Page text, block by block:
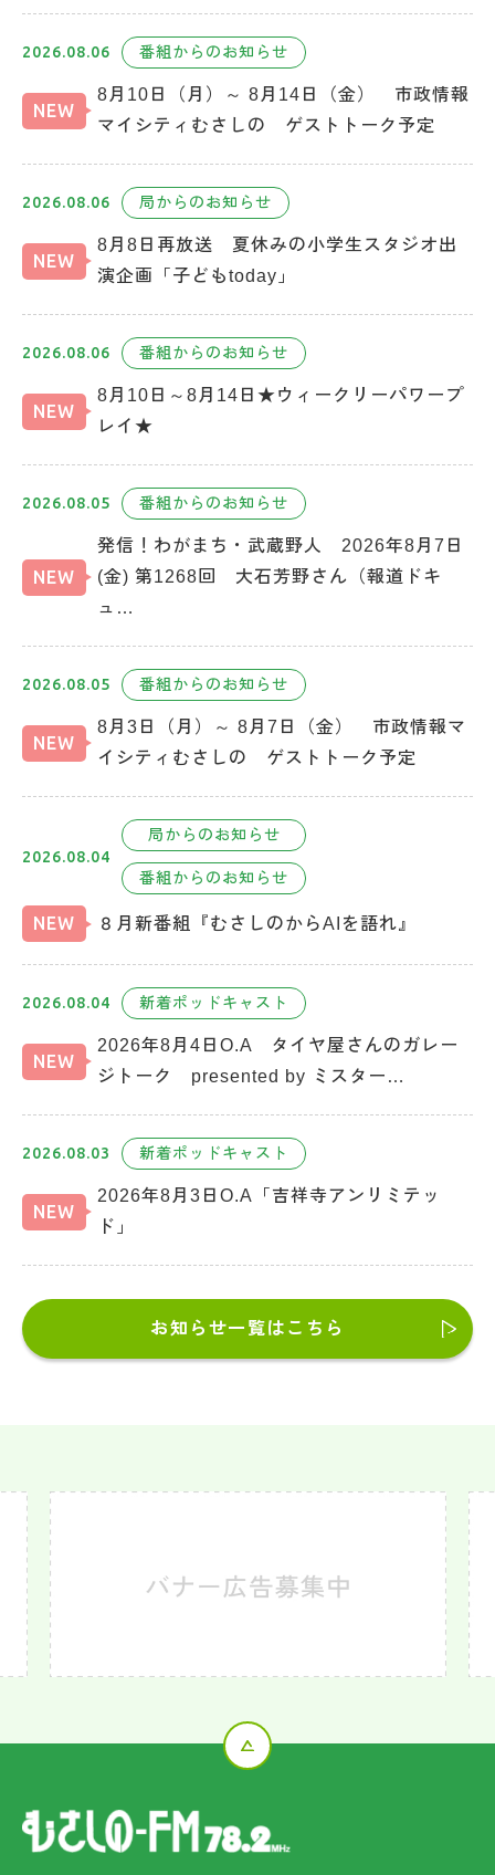
2026.08.06 番組からのお知らせ
NEW
8月10日（月）～ 8月14日（金） 市政情報
マイシティむさしの ゲストトーク予定
2026.08.06 局からのお知らせ
NEW
8月8日再放送 夏休みの小学生スタジオ出
演企画「子どもtoday」
2026.08.06 番組からのお知らせ
NEW
8月10日～8月14日★ウィークリーパワープ
レイ★
2026.08.05 番組からのお知らせ
NEW
発信！わがまち・武蔵野人 2026年8月7日
(金) 第1268回 大石芳野さん（報道ドキ
ュ…
2026.08.05 番組からのお知らせ
NEW
8月3日（月）～ 8月7日（金） 市政情報マ
イシティむさしの ゲストトーク予定
2026.08.04
局からのお知らせ
番組からのお知らせ
NEW ８月新番組『むさしのからAIを語れ』
2026.08.04 新着ポッドキャスト
NEW
2026年8月4日O.A タイヤ屋さんのガレー
ジトーク presented by ミスター…
2026.08.03 新着ポッドキャスト
NEW
2026年8月3日O.A「吉祥寺アンリミテッ
ド」
お知らせ一覧はこちら